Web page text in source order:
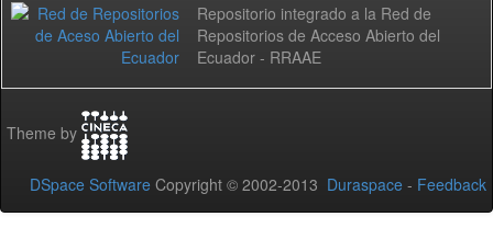
Repositorio integrado a la Red de
Repositorios de Acceso Abierto del
Ecuador - RRAAE
Theme by
DSpace Software Copyright © 2002-2013 Duraspace - Feedback